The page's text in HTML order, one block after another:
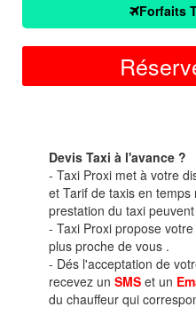
Forfaits
Devis Taxi à l'avance ?
- Taxi Proxi met à votre
et Tarif de taxis en
prestation du taxi
- Taxi Proxi propose
plus proche de vous .
- Dés l'acceptation de
recevez un SMS et un
du chauffeur qui